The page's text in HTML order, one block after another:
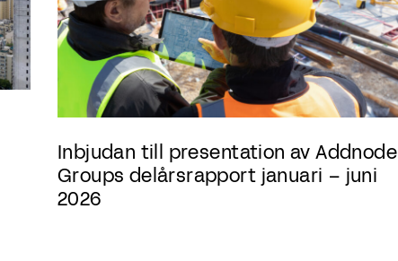
Inbjudan till presentation av Addnode
Groups delårsrapport januari – juni
2026